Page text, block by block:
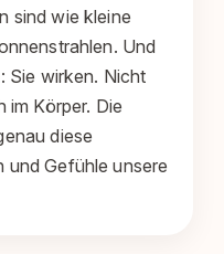
sind wie kleine
Und
Sie wirken. Nicht
im Körper. Die
diese
und Gefühle unsere